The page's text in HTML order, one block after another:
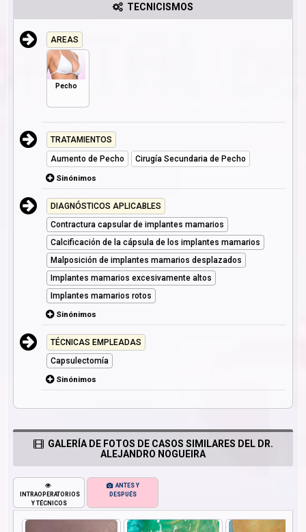
TECNICISMOS
AREAS
Pecho
TRATAMIENTOS
Aumento de Pecho
Cirugía Secundaria de Pecho
Sinónimos
DIAGNÓSTICOS APLICABLES
Contractura capsular de implantes mamarios
Calcificación de la cápsula de los implantes mamarios
Malposición de implantes mamarios desplazados
Implantes mamarios excesivamente altos
Implantes mamarios rotos
Sinónimos
TÉCNICAS EMPLEADAS
Capsulectomía
Sinónimos
GALERÍA DE FOTOS DE CASOS SIMILARES DEL DR.
ALEJANDRO NOGUEIRA
INTRAOPERATORIOS
Y TÉCNICOS
ANTES Y
DESPUÉS